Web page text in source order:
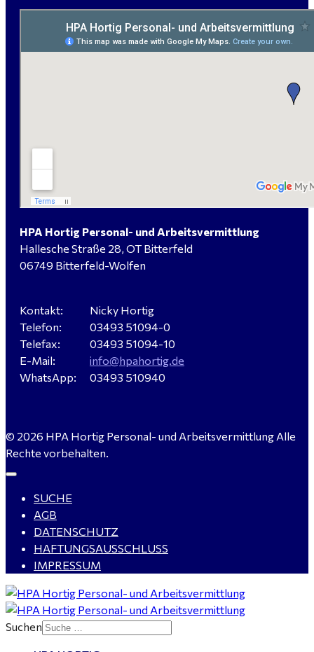
Maurer / Putzer (m/w/d) Bitterfeld-Wolfen gesucht -
ab 3.500 € (keine Montage)
Elektromeister / -techniker (m/w/d) Kalkulation /
Planung / Überwachung - Bitterfeld-Wolfen
Hausmeister (m/w/d) für ein festes Objekt in
Verkäufer / Fachberater (m/w/d) - Baustoffe Fliesen -
für Dessau-Roßlau gesucht
gesucht - ab 4.500,00 €
WIG-Schweißer / Vorrichter (m/w/d) Anlagen- und
Rohrleitungsbau - Tagschicht - Leuna ab 20 €
gesucht für Halle (Saale) - ab 4.000 €
HPA Hortig Personal- und Arbeitsvermittlung
Hallesche Straße 28, OT Bitterfeld
06749 Bitterfeld-Wolfen
Kontakt:
Telefon:
Telefax:
E-Mail:
WhatsApp:
Nicky Hortig
03493 51094-0
03493 51094-10
info@hpahortig.de
03493 510940
© 2026 HPA Hortig Personal- und Arbeitsvermittlung Alle
Rechte vorbehalten.
SUCHE
AGB
DATENSCHUTZ
HAFTUNGSAUSSCHLUSS
IMPRESSUM
Suchen